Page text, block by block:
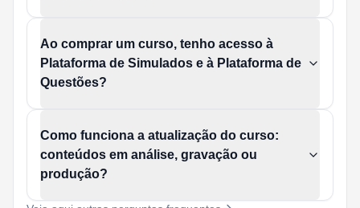
Ao comprar um curso, tenho acesso à
Plataforma de Simulados e à Plataforma de
Questões?
Como funciona a atualização do curso:
conteúdos em análise, gravação ou
produção?